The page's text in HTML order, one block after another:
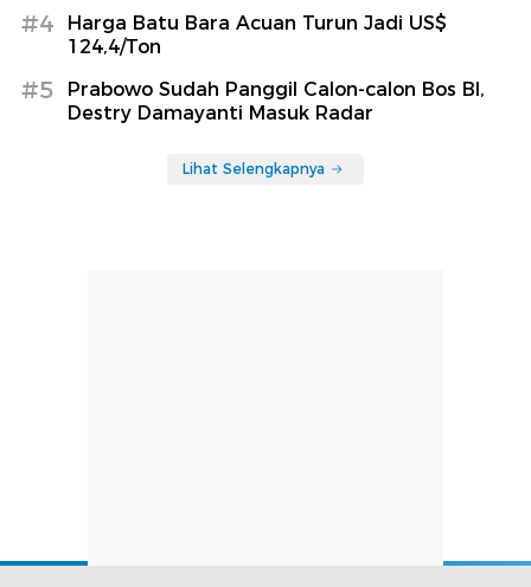
#4
Harga Batu Bara Acuan Turun Jadi US$
124,4/Ton
#5
Prabowo Sudah Panggil Calon-calon Bos BI,
Destry Damayanti Masuk Radar
Lihat Selengkapnya